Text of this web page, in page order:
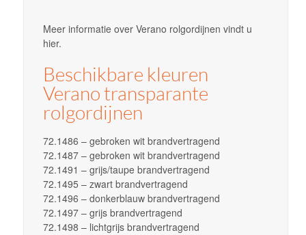
Meer informatie over Verano rolgordijnen vindt u
hier.
Beschikbare kleuren
Verano transparante
rolgordijnen
72.1486 – gebroken wit brandvertragend
72.1487 – gebroken wit brandvertragend
72.1491 – grijs/taupe brandvertragend
72.1495 – zwart brandvertragend
72.1496 – donkerblauw brandvertragend
72.1497 – grijs brandvertragend
72.1498 – lichtgrijs brandvertragend